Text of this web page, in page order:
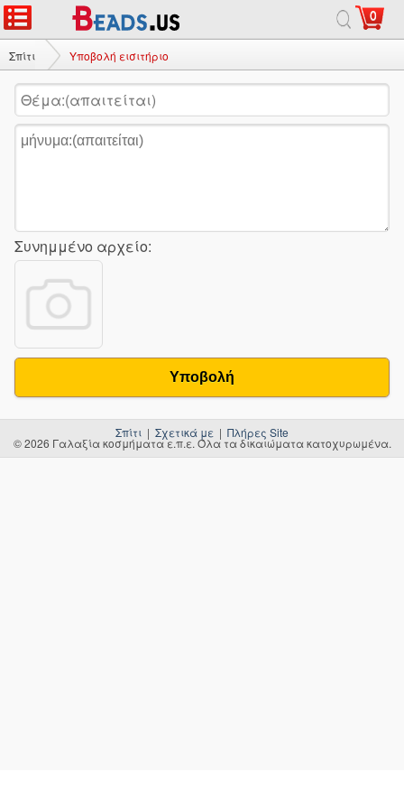
0
Σπίτι Υποβολή εισιτήριο
Συνημμένο αρχείο:
Υποβολή
Σπίτι | Σχετικά με | Πλήρες Site
© 2026 Γαλαξία κοσμήματα ε.π.ε. Όλα τα δικαιώματα κατοχυρωμένα.